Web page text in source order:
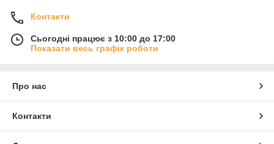
Контакти
Сьогодні працює з 10:00 до 17:00
Показати весь графік роботи
Про нас
Контакти